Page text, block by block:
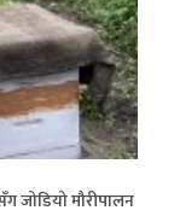
जोडियो मौरीपालन